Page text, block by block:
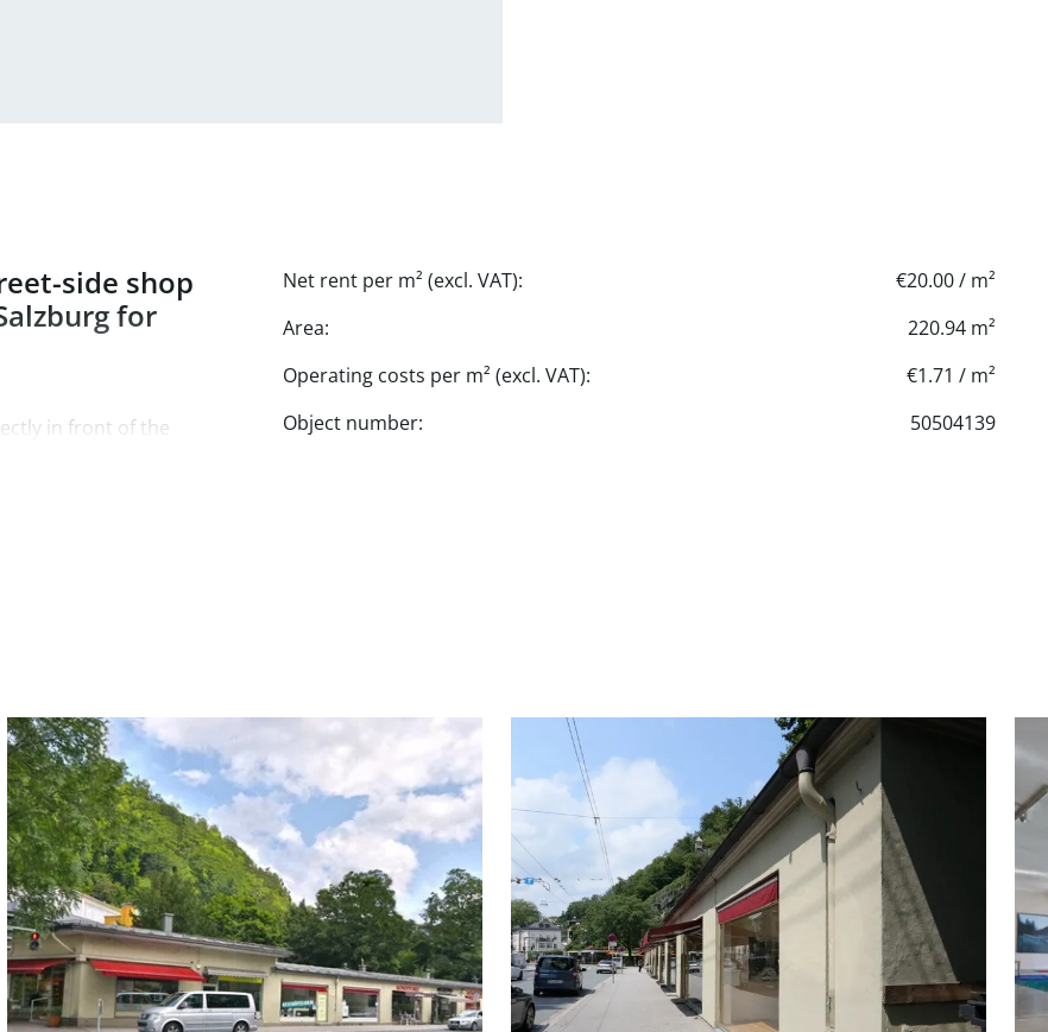
side shop
for
in front of the
for a relaxed stroll.
goods on display.
180 m² and ancillary
with windows
had previously been
for upmarket
costs are not
by Salzburg AG,
Net rent per m² (excl. VAT):
€20.00 / m²
Area:
220.94 m²
Operating costs per m² (excl. VAT):
€1.71 / m²
Object number:
50504139